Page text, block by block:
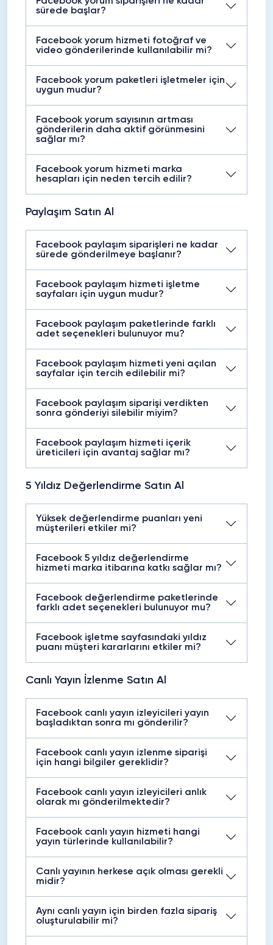
sürede başlar?
Facebook yorum hizmeti fotoğraf ve
video gönderilerinde kullanılabilir mi?
Facebook yorum paketleri işletmeler için
uygun mudur?
Facebook yorum sayısının artması
gönderilerin daha aktif görünmesini
sağlar mı?
Facebook yorum hizmeti marka
hesapları için neden tercih edilir?
Paylaşım Satın Al
Facebook paylaşım siparişleri ne kadar
sürede gönderilmeye başlanır?
Facebook paylaşım hizmeti işletme
sayfaları için uygun mudur?
Facebook paylaşım paketlerinde farklı
adet seçenekleri bulunuyor mu?
Facebook paylaşım hizmeti yeni açılan
sayfalar için tercih edilebilir mi?
Facebook paylaşım siparişi verdikten
sonra gönderiyi silebilir miyim?
Facebook paylaşım hizmeti içerik
üreticileri için avantaj sağlar mı?
5 Yıldız Değerlendirme Satın Al
Yüksek değerlendirme puanları yeni
müşterileri etkiler mi?
Facebook 5 yıldız değerlendirme
hizmeti marka itibarına katkı sağlar mı?
Facebook değerlendirme paketlerinde
farklı adet seçenekleri bulunuyor mu?
Facebook işletme sayfasındaki yıldız
puanı müşteri kararlarını etkiler mi?
Canlı Yayın İzlenme Satın Al
Facebook canlı yayın izleyicileri yayın
başladıktan sonra mı gönderilir?
Facebook canlı yayın izlenme siparişi
için hangi bilgiler gereklidir?
Facebook canlı yayın izleyicileri anlık
olarak mı gönderilmektedir?
Facebook canlı yayın hizmeti hangi
yayın türlerinde kullanılabilir?
Canlı yayının herkese açık olması gerekli
midir?
Aynı canlı yayın için birden fazla sipariş
oluşturulabilir mi?